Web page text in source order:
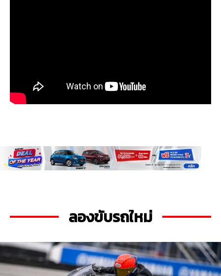
ลองขับรถใหม่